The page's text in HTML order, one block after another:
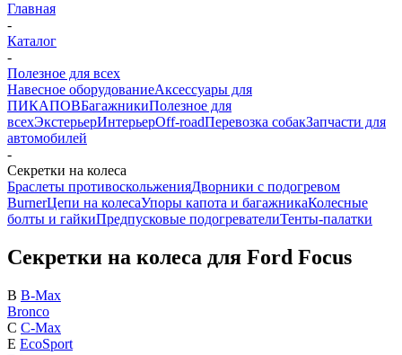
Главная
-
Каталог
-
Полезное для всех
Навесное оборудованиеАксессуары для
ПИКАПОВБагажникиПолезное для
всехЭкстерьерИнтерьерOff-roadПеревозка собакЗапчасти для
автомобилей
-
Секретки на колеса
Браслеты противоскольженияДворники с подогревом
BurnerЦепи на колесаУпоры капота и багажникаКолесные
болты и гайкиПредпусковые подогревателиТенты-палатки
Секретки на колеса для Ford Focus
B B-Max
Bronco
C C-Max
E EcoSport